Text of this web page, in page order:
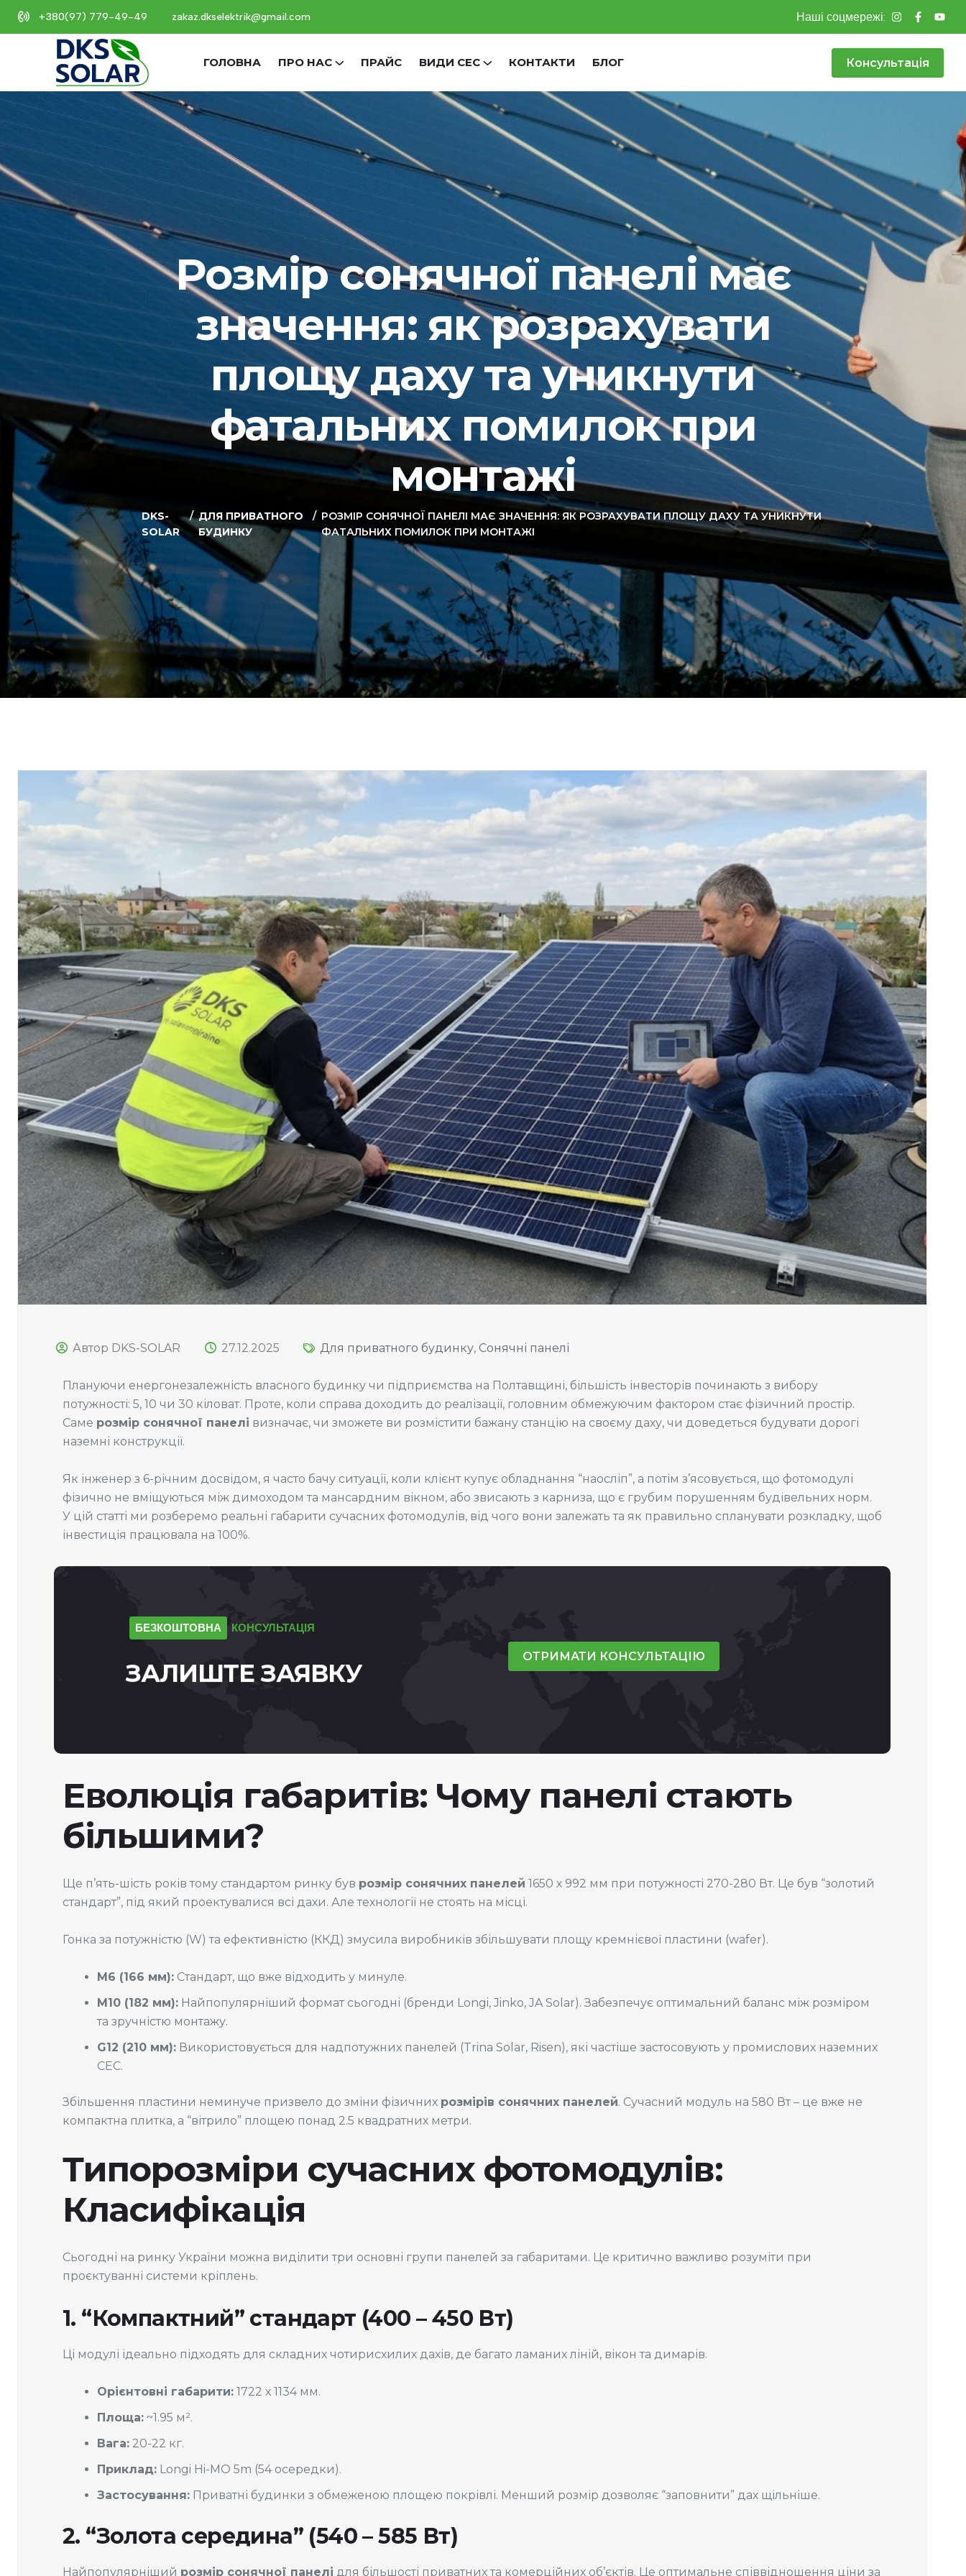
+380(97) 779-49-49 zakaz.dkselektrik@gmail.com Наші соцмережі:
ГОЛОВНА ПРО НАС ПРАЙС ВИДИ СЕС КОНТАКТИ БЛОГ Консультація
Розмір сонячної панелі має
значення: як розрахувати
площу даху та уникнути
фатальних помилок при
монтажі
DKS-
SOLAR
ДЛЯ ПРИВАТНОГО
БУДИНКУ
РОЗМІР СОНЯЧНОЇ ПАНЕЛІ МАЄ ЗНАЧЕННЯ: ЯК РОЗРАХУВАТИ ПЛОЩУ ДАХУ ТА УНИКНУТИ
ФАТАЛЬНИХ ПОМИЛОК ПРИ МОНТАЖІ
Автор DKS-SOLAR 27.12.2025 Для приватного будинку, Сонячні панелі
Плануючи енергонезалежність власного будинку чи підприємства на Полтавщині, більшість інвесторів починають з вибору
потужності: 5, 10 чи 30 кіловат. Проте, коли справа доходить до реалізації, головним обмежуючим фактором стає фізичний простір.
Саме розмір сонячної панелі визначає, чи зможете ви розмістити бажану станцію на своєму даху, чи доведеться будувати дорогі
наземні конструкції.
Як інженер з 6-річним досвідом, я часто бачу ситуації, коли клієнт купує обладнання “наосліп”, а потім з’ясовується, що фотомодулі
фізично не вміщуються між димоходом та мансардним вікном, або звисають з карниза, що є грубим порушенням будівельних норм.
У цій статті ми розберемо реальні габарити сучасних фотомодулів, від чого вони залежать та як правильно спланувати розкладку, щоб
інвестиція працювала на 100%.
БЕЗКОШТОВНА КОНСУЛЬТАЦІЯ
ЗАЛИШТЕ ЗАЯВКУ
ОТРИМАТИ КОНСУЛЬТАЦІЮ
Еволюція габаритів: Чому панелі стають
більшими?
Ще п’ять-шість років тому стандартом ринку був розмір сонячних панелей 1650 х 992 мм при потужності 270-280 Вт. Це був “золотий
стандарт”, під який проектувалися всі дахи. Але технології не стоять на місці.
Гонка за потужністю (W) та ефективністю (ККД) змусила виробників збільшувати площу кремнієвої пластини (wafer).
M6 (166 мм): Стандарт, що вже відходить у минуле.
M10 (182 мм): Найпопулярніший формат сьогодні (бренди Longi, Jinko, JA Solar). Забезпечує оптимальний баланс між розміром
та зручністю монтажу.
G12 (210 мм): Використовується для надпотужних панелей (Trina Solar, Risen), які частіше застосовують у промислових наземних
СЕС.
Збільшення пластини неминуче призвело до зміни фізичних розмірів сонячних панелей. Сучасний модуль на 580 Вт – це вже не
компактна плитка, а “вітрило” площею понад 2.5 квадратних метри.
Типорозміри сучасних фотомодулів:
Класифікація
Сьогодні на ринку України можна виділити три основні групи панелей за габаритами. Це критично важливо розуміти при
проєктуванні системи кріплень.
1. “Компактний” стандарт (400 – 450 Вт)
Ці модулі ідеально підходять для складних чотирисхилих дахів, де багато ламаних ліній, вікон та димарів.
Орієнтовні габарити: 1722 х 1134 мм.
Площа: ~1.95 м².
Вага: 20-22 кг.
Приклад: Longi Hi-MO 5m (54 осередки).
Застосування: Приватні будинки з обмеженою площею покрівлі. Менший розмір дозволяє “заповнити” дах щільніше.
2. “Золота середина” (540 – 585 Вт)
Найпопулярніший розмір сонячної панелі для більшості приватних та комерційних об’єктів. Це оптимальне співвідношення ціни за